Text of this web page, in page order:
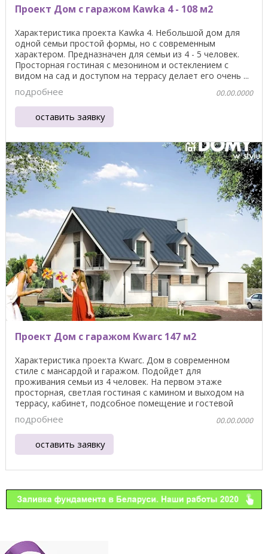
Проект Дом с гаражом Kawka 4 - 108 м2
Характеристика проекта Kawka 4. Небольшой дом для
одной семьи простой формы, но с современным
характером. Предназначен для семьи из 4 - 5 человек.
Просторная гостиная с мезонином и остеклением с
видом на сад и доступом на террасу делает его очень ...
подробнее 00.00.0000
оставить заявку
Проект Дом с гаражом Kwarc 147 м2
Характеристика проекта Kwarc. Дом в современном
стиле с мансардой и гаражом. Подойдет для
проживания семьи из 4 человек. На первом этаже
просторная, светлая гостиная с камином и выходом на
террасу, кабинет, подсобное помещение и гостевой
туалет. На ...
подробнее 00.00.0000
оставить заявку